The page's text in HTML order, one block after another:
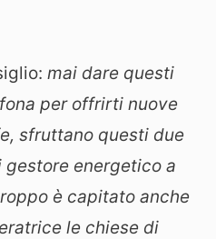
mai dare questi
per offrirti nuove
sfruttano questi due
energetico a
è capitato anche
le chiese di